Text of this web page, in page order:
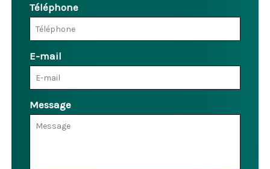
Téléphone
E-mail
Message